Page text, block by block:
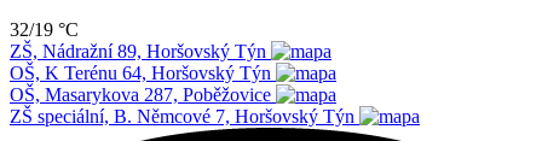
32/19 °C
ZŠ, Nádražní 89, Horšovský Týn
OŠ, K Terénu 64, Horšovský Týn
OŠ, Masarykova 287, Poběžovice
ZŠ speciální, B. Němcové 7, Horšovský Týn